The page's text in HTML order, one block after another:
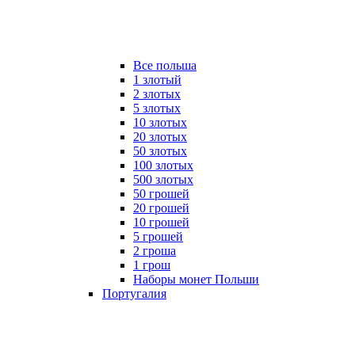
Все польша
1 злотый
2 злотых
5 злотых
10 злотых
20 злотых
50 злотых
100 злотых
500 злотых
50 грошей
20 грошей
10 грошей
5 грошей
2 гроша
1 грош
Наборы монет Польши
Португалия